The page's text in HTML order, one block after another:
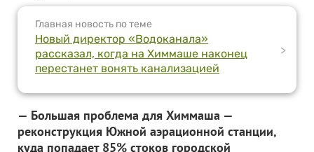
Главная новость по теме
Новый директор «Водоканала»
рассказал, когда на Химмаше наконец
перестанет вонять канализацией
>
— Большая проблема для Химмаша —
реконструкция Южной аэрационной станции,
куда попадает 85% стоков городской